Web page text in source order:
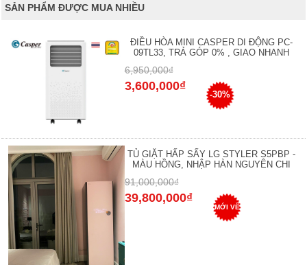
SẢN PHẨM ĐƯỢC MUA NHIỀU
ĐIỀU HÒA MINI CASPER DI ĐỘNG PC-
09TL33, TRẢ GÓP 0% , GIAO NHANH
6,950,000₫
3,600,000₫
-30%
TỦ GIẶT HẤP SẤY LG STYLER S5PBP -
MÀU HỒNG, NHẬP HÀN NGUYÊN CHI
91,000,000₫
39,800,000₫
MỚI VỀ